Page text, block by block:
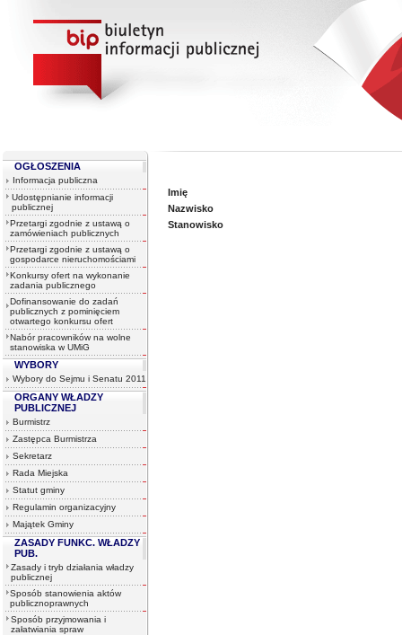
OGŁOSZENIA
Informacja publiczna
Udostępnianie informacji
publicznej
Przetargi zgodnie z ustawą o
zamówieniach publicznych
Przetargi zgodnie z ustawą o
gospodarce nieruchomościami
Konkursy ofert na wykonanie
zadania publicznego
Dofinansowanie do zadań
publicznych z pominięciem
otwartego konkursu ofert
Nabór pracowników na wolne
stanowiska w UMiG
WYBORY
Wybory do Sejmu i Senatu 2011
ORGANY WŁADZY
PUBLICZNEJ
Burmistrz
Zastępca Burmistrza
Sekretarz
Rada Miejska
Statut gminy
Regulamin organizacyjny
Majątek Gminy
ZASADY FUNKC. WŁADZY
PUB.
Zasady i tryb działania władzy
publicznej
Sposób stanowienia aktów
publicznoprawnych
Sposób przyjmowania i
załatwiania spraw
Imię
Nazwisko
Stanowisko